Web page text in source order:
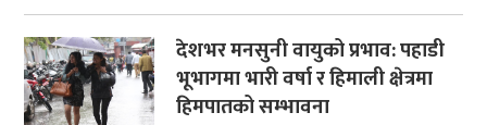
देशभर मनसुनी वायुको प्रभाव: पहाडी
भूभागमा भारी वर्षा र हिमाली क्षेत्रमा
हिमपातको सम्भावना